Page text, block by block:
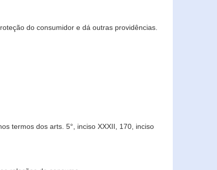
do consumidor e dá outras providências.
termos dos arts. 5°, inciso XXXII, 170, inciso